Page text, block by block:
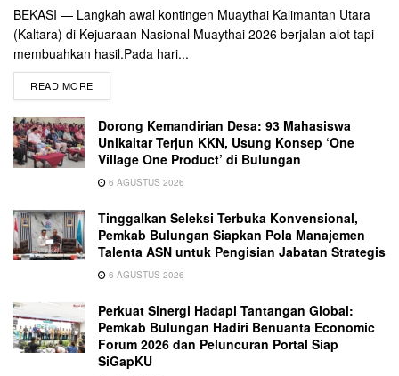
BEKASI — Langkah awal kontingen Muaythai Kalimantan Utara
(Kaltara) di Kejuaraan Nasional Muaythai 2026 berjalan alot tapi
membuahkan hasil.Pada hari...
READ MORE
Dorong Kemandirian Desa: 93 Mahasiswa
Unikaltar Terjun KKN, Usung Konsep ‘One
Village One Product’ di Bulungan
6 AGUSTUS 2026
Tinggalkan Seleksi Terbuka Konvensional,
Pemkab Bulungan Siapkan Pola Manajemen
Talenta ASN untuk Pengisian Jabatan Strategis
6 AGUSTUS 2026
Perkuat Sinergi Hadapi Tantangan Global:
Pemkab Bulungan Hadiri Benuanta Economic
Forum 2026 dan Peluncuran Portal Siap
SiGapKU